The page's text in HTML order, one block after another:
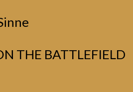
THE BATTLEFIELD